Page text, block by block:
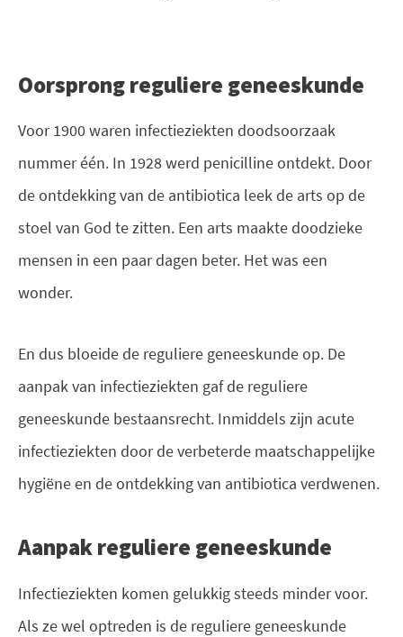
Oorsprong reguliere geneeskunde
Voor 1900 waren infectieziekten doodsoorzaak
nummer één. In 1928 werd penicilline ontdekt. Door
de ontdekking van de antibiotica leek de arts op de
stoel van God te zitten. Een arts maakte doodzieke
mensen in een paar dagen beter. Het was een
wonder.
En dus bloeide de reguliere geneeskunde op. De
aanpak van infectieziekten gaf de reguliere
geneeskunde bestaansrecht. Inmiddels zijn acute
infectieziekten door de verbeterde maatschappelijke
hygiëne en de ontdekking van antibiotica verdwenen.
Aanpak reguliere geneeskunde
Infectieziekten komen gelukkig steeds minder voor.
Als ze wel optreden is de reguliere geneeskunde